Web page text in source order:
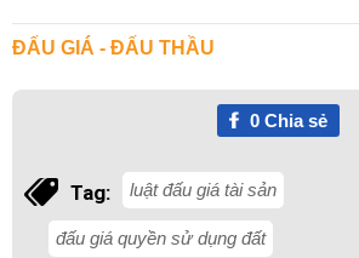
ĐẤU GIÁ - ĐẤU THẦU
0Chia sẻ
Tag: luật đấu giá tài sản
đấu giá quyền sử dụng đất